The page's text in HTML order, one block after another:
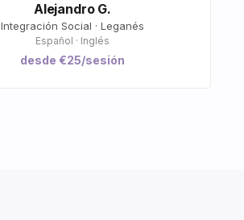
Alejandro G.
Integración Social · Leganés
Español · Inglés
desde €25/sesión